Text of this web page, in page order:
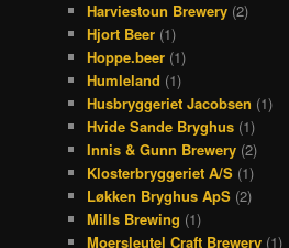
Harviestoun Brewery (2)
Hjort Beer (1)
Hoppe.beer (1)
Humleland (1)
Husbryggeriet Jacobsen (1)
Hvide Sande Bryghus (1)
Innis & Gunn Brewery (2)
Klosterbryggeriet A/S (1)
Løkken Bryghus ApS (2)
Mills Brewing (1)
Moersleutel Craft Brewery (1)